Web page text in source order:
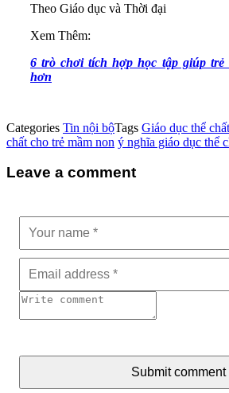
Theo Giáo dục và Thời đại
Xem Thêm:
6 trò chơi tích hợp học tập giúp trẻ
hơn
Categories Tin nội bộTags Giáo dục thể
chất cho trẻ mầm non ý nghĩa giáo dục thể
Leave a comment
Submit comment